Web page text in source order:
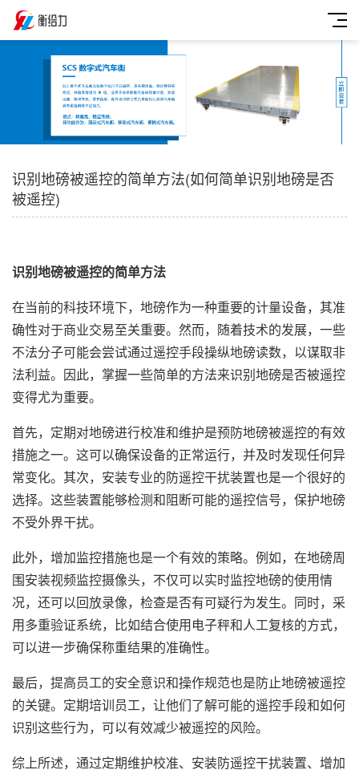
识别地磅被遥控的简单方法(如何简单识别地磅是否
被遥控)
识别地磅被遥控的简单方法
在当前的科技环境下，地磅作为一种重要的计量设备，其准
确性对于商业交易至关重要。然而，随着技术的发展，一些
不法分子可能会尝试通过遥控手段操纵地磅读数，以谋取非
法利益。因此，掌握一些简单的方法来识别地磅是否被遥控
变得尤为重要。
首先，定期对地磅进行校准和维护是预防地磅被遥控的有效
措施之一。这可以确保设备的正常运行，并及时发现任何异
常变化。其次，安装专业的防遥控干扰装置也是一个很好的
选择。这些装置能够检测和阻断可能的遥控信号，保护地磅
不受外界干扰。
此外，增加监控措施也是一个有效的策略。例如，在地磅周
围安装视频监控摄像头，不仅可以实时监控地磅的使用情
况，还可以回放录像，检查是否有可疑行为发生。同时，采
用多重验证系统，比如结合使用电子秤和人工复核的方式，
可以进一步确保称重结果的准确性。
最后，提高员工的安全意识和操作规范也是防止地磅被遥控
的关键。定期培训员工，让他们了解可能的遥控手段和如何
识别这些行为，可以有效减少被遥控的风险。
综上所述，通过定期维护校准、安装防遥控干扰装置、增加